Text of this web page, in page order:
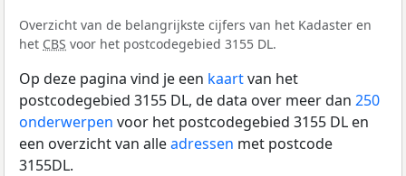
Overzicht van de belangrijkste cijfers van het Kadaster en
het CBS voor het postcodegebied 3155 DL.
Op deze pagina vind je een kaartvan het
postcodegebied 3155 DL, de data over meer dan 250
onderwerpen voor het postcodegebied 3155 DL en
een overzicht van alleadressen met postcode
3155DL.